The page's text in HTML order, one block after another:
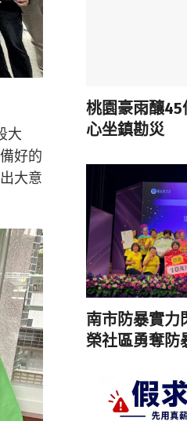
大
好的
大意
桃園豪雨釀45
心坐鎮勘災
南市防暴實力
榮社區勇奪防